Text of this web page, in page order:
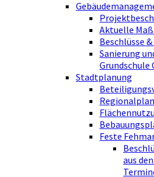
Aktuelle
Beschlüsse
Sanierung
Grundschule
Stadtplanung
Feste
aus